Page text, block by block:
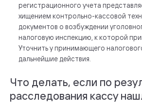
регистрационного учета
хищением контрольно-кассовой
документов о возбуждении
налоговую инспекцию, к которой
Уточнить у принимающего
дальнейшие действия.
Что делать, если по
расследования кассу